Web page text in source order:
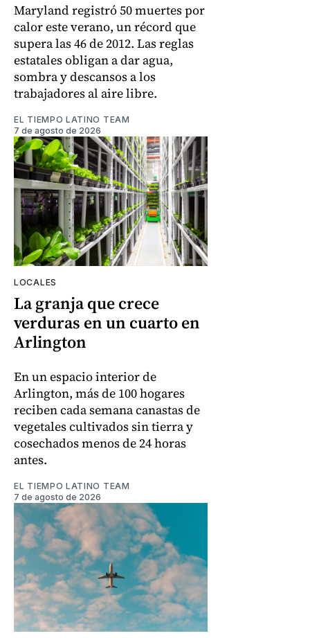
Maryland registró 50 muertes por
calor este verano, un récord que
supera las 46 de 2012. Las reglas
estatales obligan a dar agua,
sombra y descansos a los
trabajadores al aire libre.
EL TIEMPO LATINO TEAM
7 de agosto de 2026
LOCALES
La granja que crece
verduras en un cuarto en
Arlington
En un espacio interior de
Arlington, más de 100 hogares
reciben cada semana canastas de
vegetales cultivados sin tierra y
cosechados menos de 24 horas
antes.
EL TIEMPO LATINO TEAM
7 de agosto de 2026